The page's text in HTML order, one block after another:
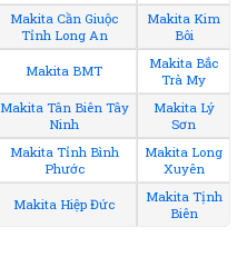
Makita Cần Giuộc
Tỉnh Long An
Makita Kim
Bôi
Makita BMT
Makita Bắc
Trà My
Makita Tân Biên Tây
Ninh
Makita Lý
Sơn
Makita Tỉnh Bình
Phước
Makita Long
Xuyên
Makita Hiệp Đức
Makita Tịnh
Biên